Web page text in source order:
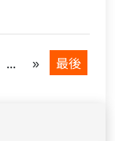
... » 最後